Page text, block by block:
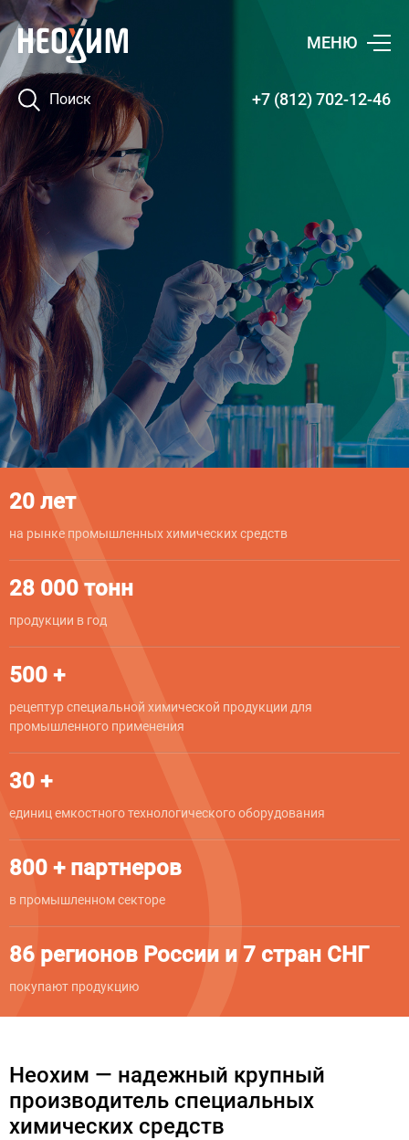
Поиск
МЕНЮ
+7 (812) 702-12-46
20 лет
на рынке промышленных химических средств
28 000 тонн
продукции в год
500 +
рецептур специальной химической продукции для
промышленного применения
30 +
единиц емкостного технологического оборудования
800 + партнеров
в промышленном секторе
86 регионов России и 7 стран СНГ
покупают продукцию
Неохим — надежный крупный
производитель специальных
химических средств